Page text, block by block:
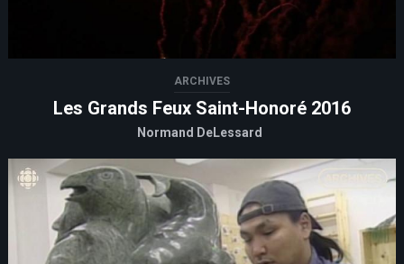
ARCHIVES
Les Grands Feux Saint-Honoré 2016
Normand DeLessard